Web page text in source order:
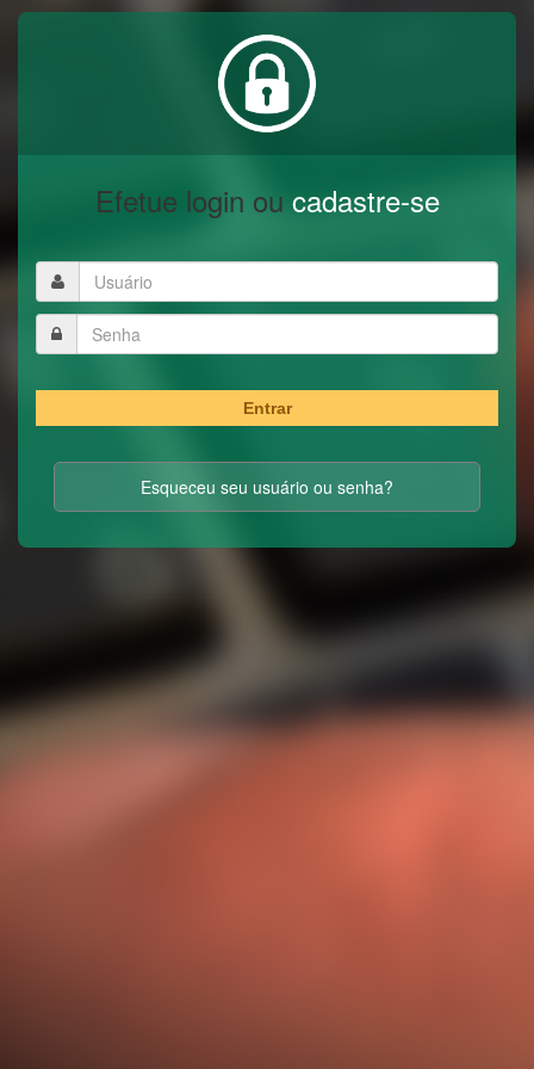
Efetue login ou cadastre-se
Entrar
Esqueceu seu usuário ou senha?